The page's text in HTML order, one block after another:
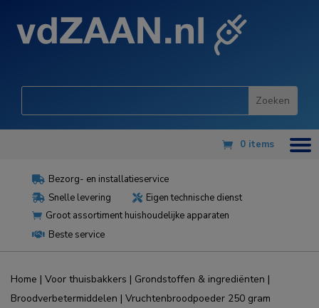
0 items
 Bezorg- en installatieservice
 Snelle levering  Eigen technische dienst
 Groot assortiment huishoudelijke apparaten
 Beste service
Home | Voor thuisbakkers | Grondstoffen & ingrediënten |
Broodverbetermiddelen | Vruchtenbroodpoeder 250 gram